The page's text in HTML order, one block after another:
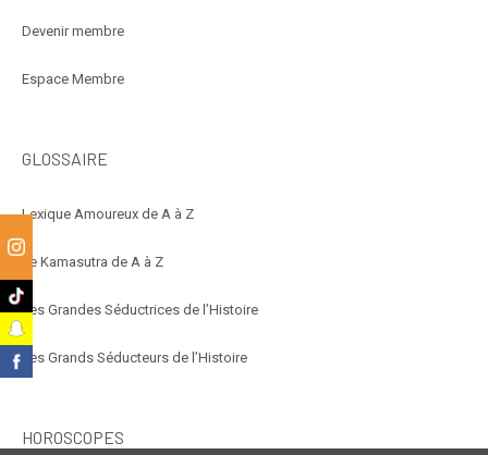
Devenir membre
Espace Membre
GLOSSAIRE
Lexique Amoureux de A à Z
Le Kamasutra de A à Z
Les Grandes Séductrices de l’Histoire
Les Grands Séducteurs de l’Histoire
HOROSCOPES